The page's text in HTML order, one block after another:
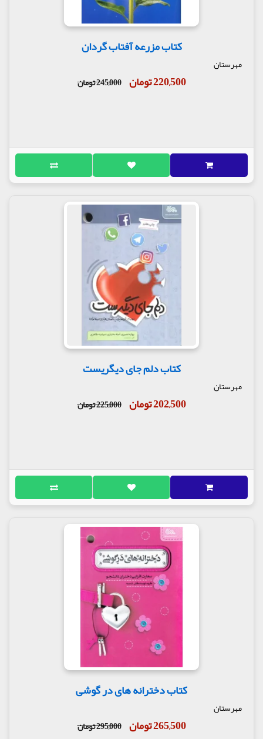
کتاب مزرعه آفتاب گردان
مهرستان
220,500 تومان 245,000 تومان
کتاب دلم جای دیگریست
مهرستان
202,500 تومان 225,000 تومان
کتاب دخترانه های در گوشی
مهرستان
265,500 تومان 295,000 تومان